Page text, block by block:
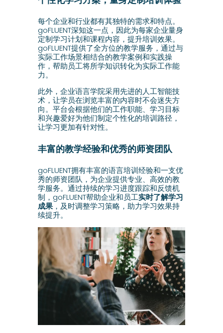
每个企业和行业都有其独特的需求和特点。
goFLUENT深知这一点，因此为每家企业量身
定制学习计划和课程内容，提升培训效果。
goFLUENT提供了全方位的教学服务，通过与
实际工作场景相结合的教学案例和实践操
作，帮助员工将所学知识转化为实际工作能
力。
此外，企业语言学院采用先进的人工智能技
术，让学员在浏览丰富的内容时不会迷失方
向。平台会根据他们的工作职能、学习目标
和兴趣爱好为他们制定个性化的培训路径，
让学习更加有针对性。
丰富的教学经验和优秀的师资团队
goFLUENT拥有丰富的语言培训经验和一支优
秀的师资团队，为企业提供专业、高效的教
学服务。通过持续的学习进度跟踪和反馈机
制，goFLUENT帮助企业和员工实时了解学习
成果，及时调整学习策略，助力学习效果持
续提升。